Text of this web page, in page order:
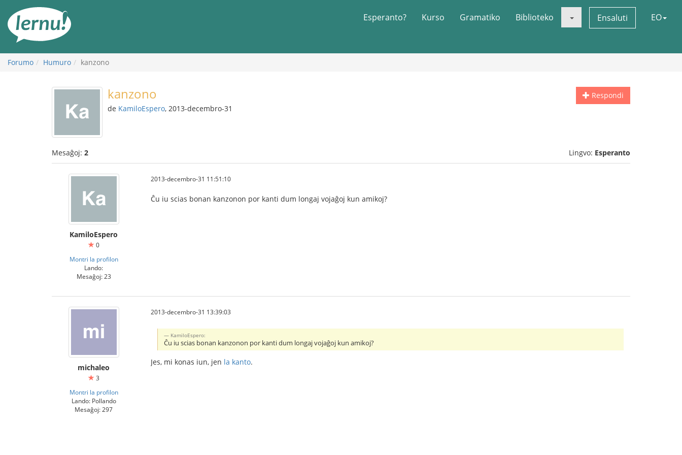
enhavo
Esperanto? Kurso Gramatiko Biblioteko Ensaluti EO
Forumo Humuro kanzono
Respondi
kanzono
de KamiloEspero, 2013-decembro-31
Mesaĝoj: 2 Lingvo: Esperanto
KamiloEspero
0
Montri la profilon
Lando:
Mesaĝoj: 23
2013-decembro-31 11:51:10
Ĉu iu scias bonan kanzonon por kanti dum longaj vojaĝoj kun amikoj?
michaleo
3
Montri la profilon
Lando: Pollando
Mesaĝoj: 297
2013-decembro-31 13:39:03
KamiloEspero:
Ĉu iu scias bonan kanzonon por kanti dum longaj vojaĝoj kun amikoj?
Jes, mi konas iun, jen la kanto.